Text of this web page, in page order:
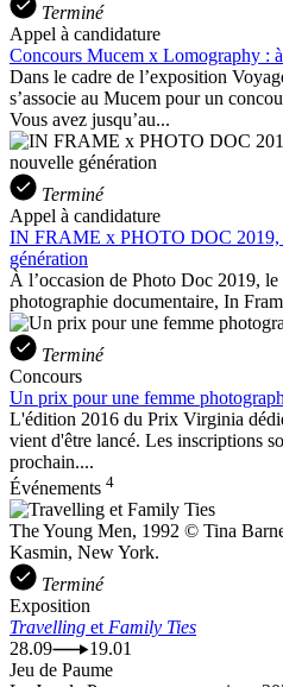
Terminé
Appel à candidature
Concours Mucem x Lomography :
Dans le cadre de l’exposition
s’associe au Mucem pour un
Vous avez jusqu’au...
Terminé
Appel à candidature
IN FRAME x PHOTO DOC 2019,
génération
À l’occasion de Photo Doc 2019,
photographie documentaire, In
Terminé
Concours
Un prix pour une femme
L'édition 2016 du Prix Virginia
vient d'être lancé. Les inscriptions
prochain....
Événements 4
The Young Men, 1992 © Tina
Kasmin, New York.
Terminé
Exposition
Travelling et Family Ties
28.09
19.01
Jeu de Paume